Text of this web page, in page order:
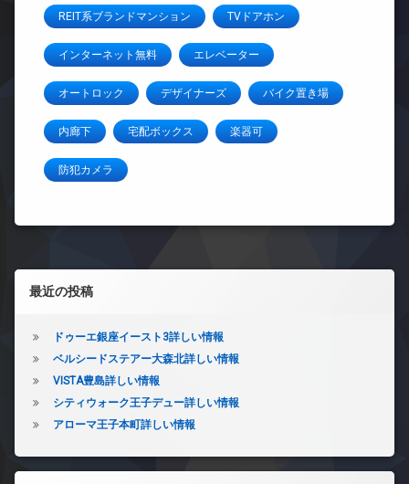
REIT系ブランドマンション TVドアホン
インターネット無料 エレベーター
オートロック デザイナーズ バイク置き場
内廊下 宅配ボックス 楽器可
防犯カメラ
左サイドバー
最近の投稿
ドゥーエ銀座イースト3詳しい情報
ベルシードステアー大森北詳しい情報
VISTA豊島詳しい情報
シティウォーク王子デュー詳しい情報
アローマ王子本町詳しい情報